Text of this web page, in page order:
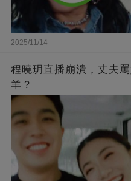
2025/11/14
程曉玥直播崩潰，丈夫
羊？